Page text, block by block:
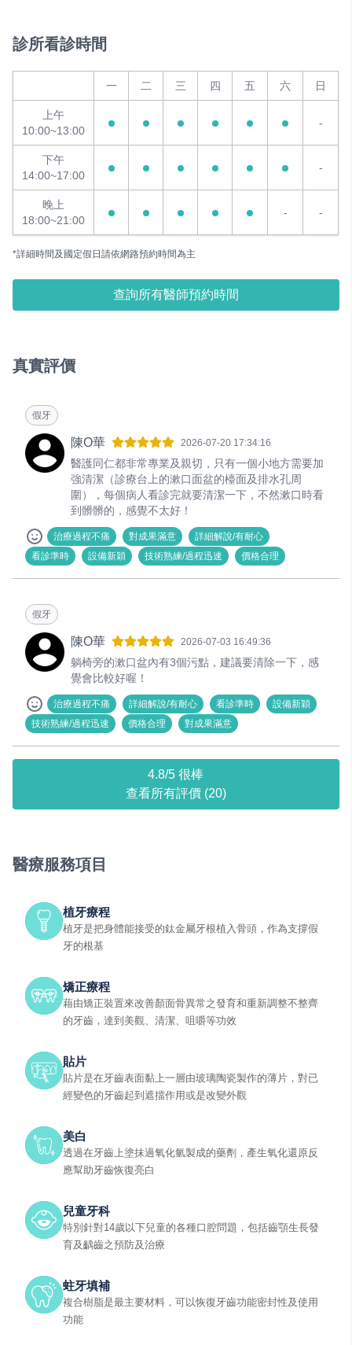
診所看診時間
一 二 三 四 五 六 日
上午
10:00~13:00
-
下午
14:00~17:00
-
晚上
18:00~21:00
- -
*詳細時間及國定假日請依網路預約時間為主
查詢所有醫師預約時間
真實評價
假牙
陳O華 2026-07-20 17:34:16
醫護同仁都非常專業及親切，只有一個小地方需要加
強清潔（診療台上的漱口面盆的檯面及排水孔周
圍），每個病人看診完就要清潔一下，不然漱口時看
到髒髒的，感覺不太好！
治療過程不痛 對成果滿意
詳細解說/有耐心
看診準時
設備新穎 技術熟練/過程迅速 價格合理
假牙
陳O華 2026-07-03 16:49:36
躺椅旁的漱口盆內有3個污點，建議要清除一下，感
覺會比較好喔！
治療過程不痛 詳細解說/有耐心 看診準時
設備新穎
技術熟練/過程迅速
價格合理 對成果滿意
4.8/5 很棒
查看所有評價 (20)
醫療服務項目
植牙療程
植牙是把身體能接受的鈦金屬牙根植入骨頭，作為支撐假
牙的根基
矯正療程
藉由矯正裝置來改善顏面骨異常之發育和重新調整不整齊
的牙齒，達到美觀、清潔、咀嚼等功效
貼片
貼片是在牙齒表面黏上一層由玻璃陶瓷製作的薄片，對已
經變色的牙齒起到遮擋作用或是改變外觀
美白
透過在牙齒上塗抹過氧化氫製成的藥劑，產生氧化還原反
應幫助牙齒恢復亮白
兒童牙科
特別針對14歲以下兒童的各種口腔問題，包括齒顎生長發
育及齲齒之預防及治療
蛀牙填補
複合樹脂是最主要材料，可以恢復牙齒功能密封性及使用
功能